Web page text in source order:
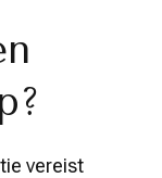
vereist